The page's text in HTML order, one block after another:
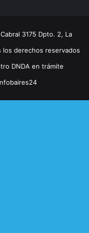
3175 Dpto. 2, La
los derechos reservados
DNDA en trámite